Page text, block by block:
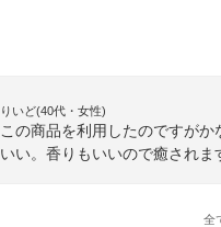
りいど(40代・女性)
この商品を利用したのですが
いい。香りもいいので癒されま
全